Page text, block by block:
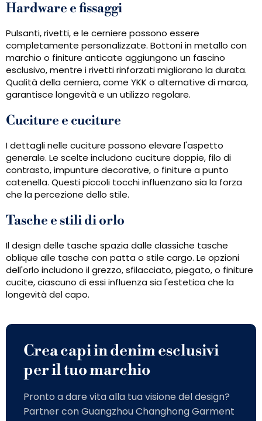
Hardware e fissaggi
Pulsanti, rivetti, e le cerniere possono essere
completamente personalizzate. Bottoni in metallo con
marchio o finiture anticate aggiungono un fascino
esclusivo, mentre i rivetti rinforzati migliorano la durata.
Qualità della cerniera, come YKK o alternative di marca,
garantisce longevità e un utilizzo regolare.
Cuciture e cuciture
I dettagli nelle cuciture possono elevare l'aspetto
generale. Le scelte includono cuciture doppie, filo di
contrasto, impunture decorative, o finiture a punto
catenella. Questi piccoli tocchi influenzano sia la forza
che la percezione dello stile.
Tasche e stili di orlo
Il design delle tasche spazia dalle classiche tasche
oblique alle tasche con patta o stile cargo. Le opzioni
dell'orlo includono il grezzo, sfilacciato, piegato, o finiture
cucite, ciascuno di essi influenza sia l'estetica che la
longevità del capo.
Crea capi in denim esclusivi
per il tuo marchio
Pronto a dare vita alla tua visione del design?
Partner con Guangzhou Changhong Garment